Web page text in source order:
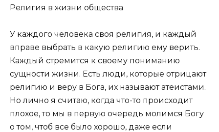
Религия в жизни общества
У каждого человека своя религия, и каждый
вправе выбрать в какую религию ему верить.
Каждый стремится к своему пониманию
сущности жизни. Есть люди, которые отрицают
религию и веру в Бога, их называют атеистами.
Но лично я считаю, когда что-то происходит
плохое, то мы в первую очередь молимся Богу
о том, чтоб все было хорошо, даже если